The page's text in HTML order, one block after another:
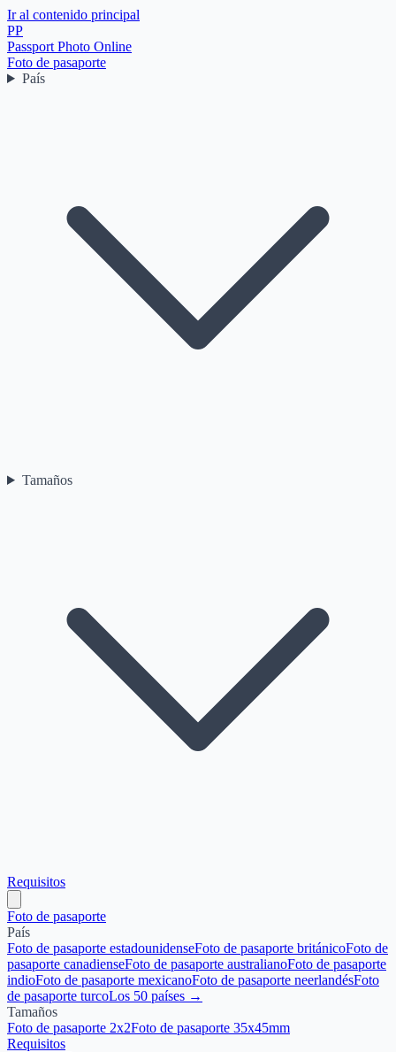
Ir al contenido principal
PP
Passport Photo Online
Foto de pasaporte
País
Tamaños
Requisitos
Foto de pasaporte
País
Foto de pasaporte estadounidenseFoto de pasaporte británicoFoto de
pasaporte canadienseFoto de pasaporte australianoFoto de pasaporte
indioFoto de pasaporte mexicanoFoto de pasaporte neerlandésFoto
de pasaporte turcoLos 50 países →
Tamaños
Foto de pasaporte 2x2Foto de pasaporte 35x45mm
Requisitos